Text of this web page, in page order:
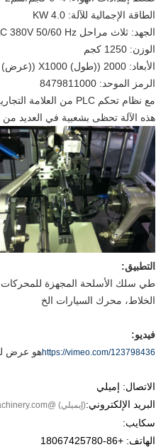
الطاقة الإجمالية للآلة: 4.0 KW
الجهد: ثلاث مراحل AC 380V 50/60 Hz
الوزن: 1250 كجم
الأبعاد: 2000 ((طول) X1000 ((عرض) X1800 ((ارتفاع) ملم
الرمز الموحد: 8479811000
مع نظام تحكم PLC من العلامة التجارية اليابانية ونظام خدمة،
هذه الآلة تحظى بشعبية في العديد من
التطبيق:
طي سلك الأسلحة المجهزة للمحركات
الخلاط، محرك السيارات الخ
فيديو:
https://vimeo.com/123798436هو عرض
الاتصال: إميلي
البريد الإلكتروني:(إيميلي) @motor-machinery.com
سكايب:
الهاتف: +86-18067425780